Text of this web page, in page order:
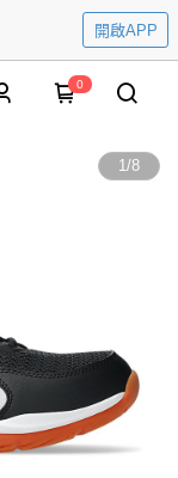
開啟APP
0
1/8